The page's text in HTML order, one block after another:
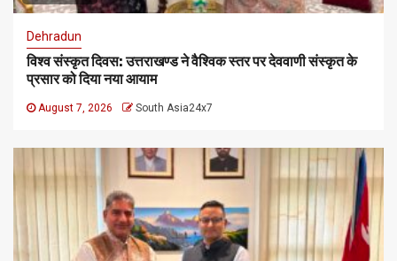
Dehradun
विश्व संस्कृत दिवस: उत्तराखण्ड ने वैश्विक स्तर पर देववाणी संस्कृत के
प्रसार को दिया नया आयाम
August 7, 2026 South Asia24x7